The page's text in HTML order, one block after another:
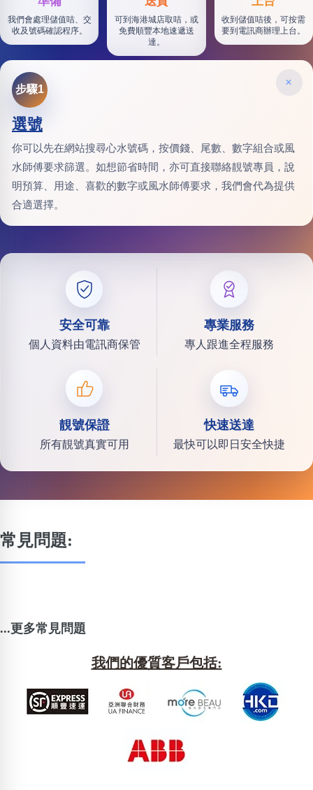
我們會處理儲值咭、交
收及號碼確認程序。
可到海港城店取咭，或
免費順豐本地速遞送
達。
收到儲值咭後，可按需
要到電訊商辦理上台。
×
步驟1
選號
你可以先在網站搜尋心水號碼，按價錢、尾數、數字組合或風
水師傅要求篩選。如想節省時間，亦可直接聯絡靚號專員，說
明預算、用途、喜歡的數字或風水師傅要求，我們會代為提供
合適選擇。
安全可靠
個人資料由電訊商保管
專業服務
專人跟進全程服務
靚號保證
所有靚號真實可用
快速送達
最快可以即日安全快捷
常見問題:
...更多常見問題
我們的優質客戶包括: